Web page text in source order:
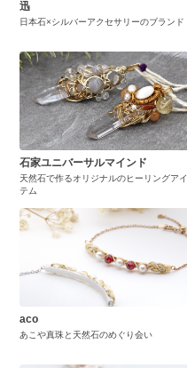
迅
日本石×シルバーアクセサリーのブランド
石家ユニバーサルマインド
天然石で作るオリジナルのヒーリングアイ
テム
aco
あこや真珠と天然石のめぐり会い